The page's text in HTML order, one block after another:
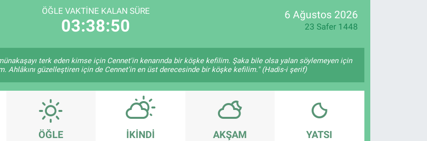
ÖĞLE VAKTINE KALAN SÜRE
03:38:49
6 Ağustos 2026
23 Safer 1448
terk eden kimse için Cennet'in kenarında bir köşke kefilim. Şaka bile olsa yalan söylemeyen için
Ahlâkını güzelleştiren için de Cennet'in en üst derecesinde bir köşke kefilim." (Hadis-i şerif)
ÖĞLE İKINDI AKŞAM YATSI